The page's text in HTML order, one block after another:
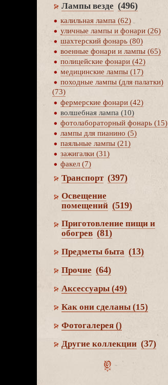
Лампы везде (496)
калильная лампа (62)
уличные лампы и фонари (26)
шахтерский фонарь (80)
оенные фонари и лампы (65)
полицейские фонари (42)
медицинские лампы (17)
походные лампы (для палатки)
(73)
фермерские фонари (42)
олшебная лампа (10)
фотолабораторный фонарь (15)
лампы для пианино (5)
паяльные лампы (21)
зажигалки (31)
факел (7)
Транспорт (397)
Освещение
помещений (519)
Приготовление пищи и
обогре (81)
Предметы быта (13)
Прочие (64)
Аксессуары (49)
Как они сделаны (15)
Фотогалерея ()
Другие коллекции (37)